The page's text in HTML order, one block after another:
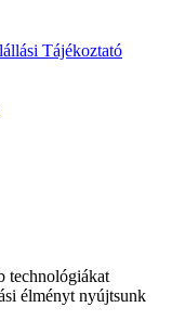
Tájékoztató
technológiákat
élményt nyújtsunk